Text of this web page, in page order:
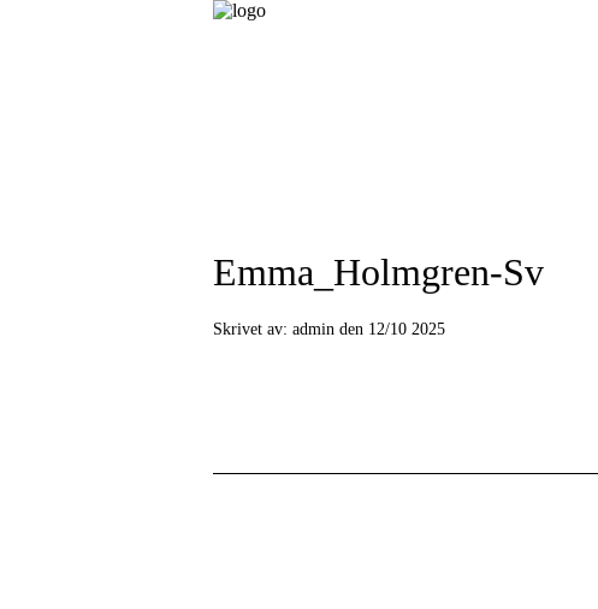
Emma_Holmgren-Sv
Skrivet av: admin den 12/10 2025